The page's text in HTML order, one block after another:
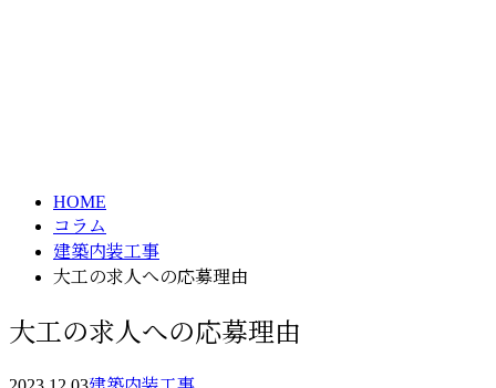
HOME
コラム
建築内装工事
大工の求人への応募理由
大工の求人への応募理由